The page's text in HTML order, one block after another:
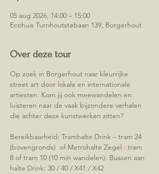
05 aug 2026, 14:00 – 15:00
Ecohuis Turnhoutstebaan 139, Borgerhout
Over deze tour
Op zoek in Borgerhout naar kleurrijke
street art door lokale en internationale
artiesten. Kom jij ook meewandelen en
luisteren naar de vaak bijzondere verhalen
die achter deze kunstwerken zitten?
Bereikbaarheid: Tramhalte Drink – tram 24
(bovengronds)  of Metrohalte Zegel : tram
8 of tram 10 (10 min wandelen). Bussen aan
halte Drink: 30 / 40 / X41 / X42